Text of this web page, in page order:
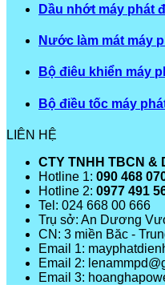
Dầu nhớt máy phát
Nước làm mát máy
Bộ điêu khiển máy
Bộ điều tốc máy
LIÊN HỆ
CTY TNHH TBCN &
Hotline 1: 090 468
Hotline 2: 0977 491
Tel: 024 668 00 666
Trụ sở: An Dương
CN: 3 miền Băc -
Email 1:
Email 2:
Email 3: